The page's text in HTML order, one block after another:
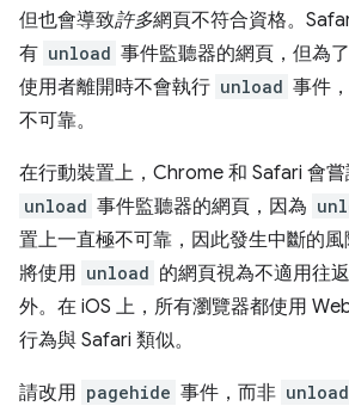
但也會導致許多網頁不符合資格。
有 unload 事件監聽器的網頁，但為
使用者離開時不會執行 unload 事件
不可靠。
在行動裝置上，Chrome 和 Safari 會
unload 事件監聽器的網頁，因為
置上一直極不可靠，因此發生中斷的
將使用 unload 的網頁視為不適用往
外。在 iOS 上，所有瀏覽器都使用
行為與 Safari 類似。
請改用 pagehide 事件，而非 unload